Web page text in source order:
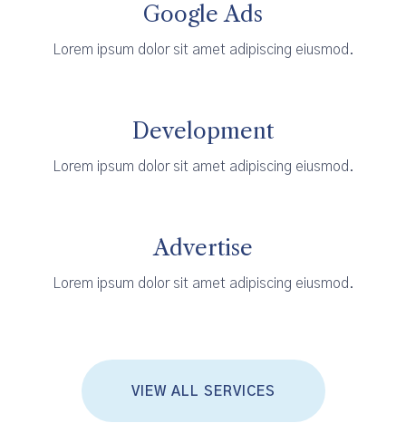
Google Ads
Lorem ipsum dolor sit amet adipiscing eiusmod.
Development
Lorem ipsum dolor sit amet adipiscing eiusmod.
Advertise
Lorem ipsum dolor sit amet adipiscing eiusmod.
VIEW ALL SERVICES